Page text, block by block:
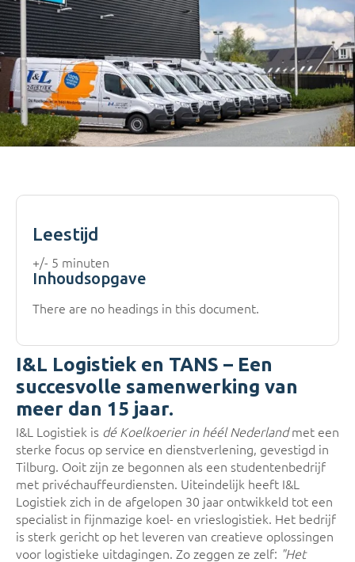
I&L Logistiek en TANS – Een
succesvolle samenwerking van
meer dan 15 jaar.
I&L Logistiek is dé Koelkoerier in héél Nederlandmet een
sterke focus op service en dienstverlening, gevestigd in
Tilburg. Ooit zijn ze begonnen als een studentenbedrijf
met privéchauffeurdiensten. Uiteindelijk heeft I&L
Logistiek zich in de afgelopen 30 jaar ontwikkeld tot een
specialist in fijnmazige koel- en vrieslogistiek. Het bedrijf
is sterk gericht op het leveren van creatieve oplossingen
voor logistieke uitdagingen. Zo zeggen ze zelf: "Het
Leestijd
+/- 5 minuten
Inhoudsopgave
There are no headings in this document.